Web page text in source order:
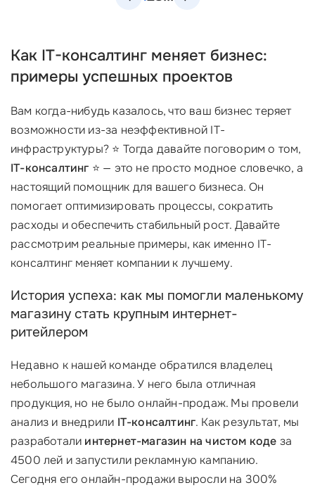
Как IT-консалтинг меняет бизнес:
примеры успешных проектов
Вам когда-нибудь казалось, что ваш бизнес теряет
возможности из-за неэффективной IT-
инфраструктуры? ⭐ Тогда давайте поговорим о том,
IT-консалтинг ⭐ — это не просто модное словечко, а
настоящий помощник для вашего бизнеса. Он
помогает оптимизировать процессы, сократить
расходы и обеспечить стабильный рост. Давайте
рассмотрим реальные примеры, как именно IT-
консалтинг меняет компании к лучшему.
История успеха: как мы помогли маленькому
магазину стать крупным интернет-
ритейлером
Недавно к нашей команде обратился владелец
небольшого магазина. У него была отличная
продукция, но не было онлайн-продаж. Мы провели
анализ и внедрили IT-консалтинг. Как результат, мы
разработали интернет-магазин на чистом коде за
4500 лей и запустили рекламную кампанию.
Сегодня его онлайн-продажи выросли на 300%